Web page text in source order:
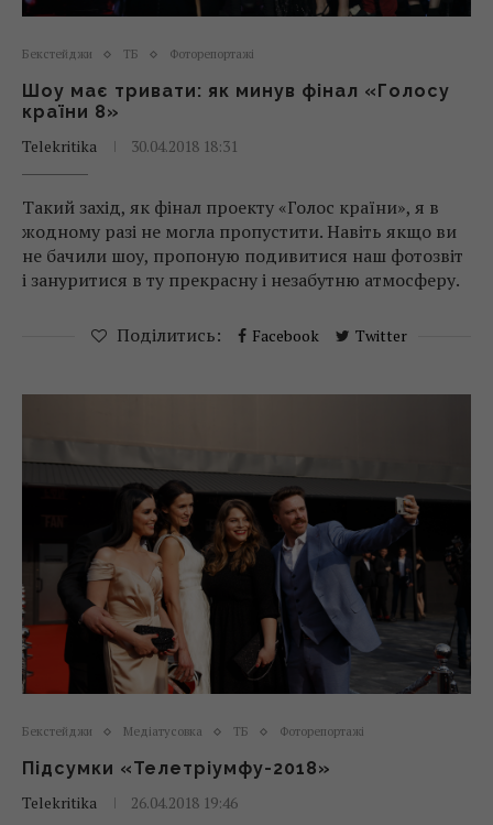
Бекстейджи ТБ Фоторепортажі
Шоу має тривати: як минув фінал «Голосу
країни 8»
Telekritika
30.04.2018 18:31
Такий захід, як фінал проекту «Голос країни», я в
жодному разі не могла пропустити. Навіть якщо ви
не бачили шоу, пропоную подивитися наш фотозвіт
і зануритися в ту прекрасну і незабутню атмосферу.
Поділитись: Facebook Twitter
Бекстейджи Медіатусовка ТБ Фоторепортажі
Підсумки «Телетріумфу-2018»
Telekritika
26.04.2018 19:46